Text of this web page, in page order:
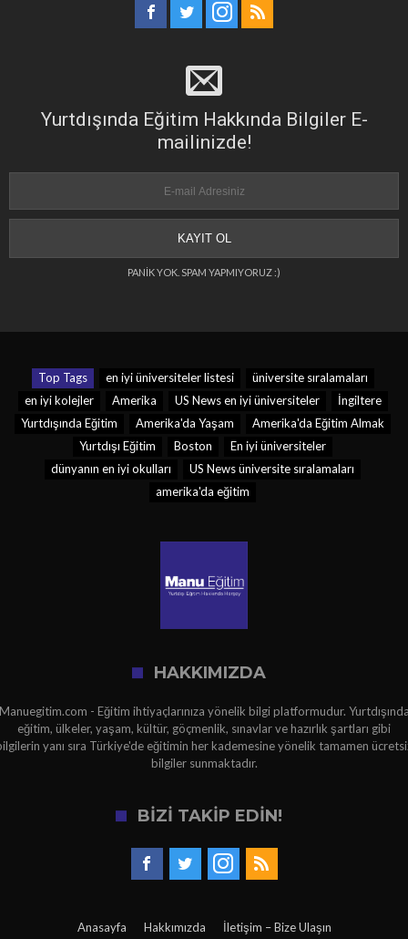
Yurtdışında Eğitim Hakkında Bilgiler E-
mailinizde!
PANİK YOK. SPAM YAPMIYORUZ :)
Top Tags en iyi üniversiteler listesi
üniversite sıralamaları
en iyi kolejler
Amerika US News en iyi üniversiteler
İngiltere
Yurtdışında Eğitim
Amerika'da Yaşam
Amerika'da Eğitim Almak
Yurtdışı Eğitim
Boston
En iyi üniversiteler
dünyanın en iyi okulları
US News üniversite sıralamaları
amerika'da eğitim
HAKKIMIZDA
- Eğitim ihtiyaçlarınıza yönelik bilgi platformudur.
eğitim, ülkeler, yaşam, kültür, göçmenlik, sınavlar ve hazırlık şartları gibi
yanı sıra Türkiye'de eğitimin her kademesine yönelik tamamen
bilgiler sunmaktadır.
BİZİ TAKİP EDİN!
Anasayfa Hakkımızda İletişim – Bize Ulaşın